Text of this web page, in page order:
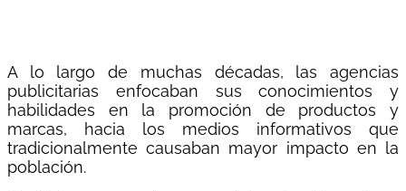
A lo largo de muchas décadas, las agencias
publicitarias enfocaban sus conocimientos y
habilidades en la promoción de productos y
marcas, hacia los medios informativos que
tradicionalmente causaban mayor impacto en la
población.